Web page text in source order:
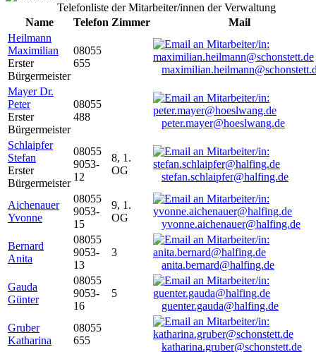
Telefonliste der Mitarbeiter/innen der Verwaltung
Name
Telefon Zimmer
Mail
Heilmann
Maximilian
Erster
Bürgermeister
08055
655
Mayer Dr.
Peter
Erster
Bürgermeister
08055
488
peter.mayer@hoeslwang.de
Schlaipfer
Stefan
Erster
Bürgermeister
08055
9053-
12
8, 1.
OG
stefan.schlaipfer@halfing.de
Aichenauer
Yvonne
08055
9053-
15
9, 1.
OG
yvonne.aichenauer@halfing.de
Bernard
Anita
08055
9053-
13
3
anita.bernard@halfing.de
Gauda
Günter
08055
9053-
16
5
guenter.gauda@halfing.de
Gruber
Katharina
08055
655
katharina.gruber@schonstett.de